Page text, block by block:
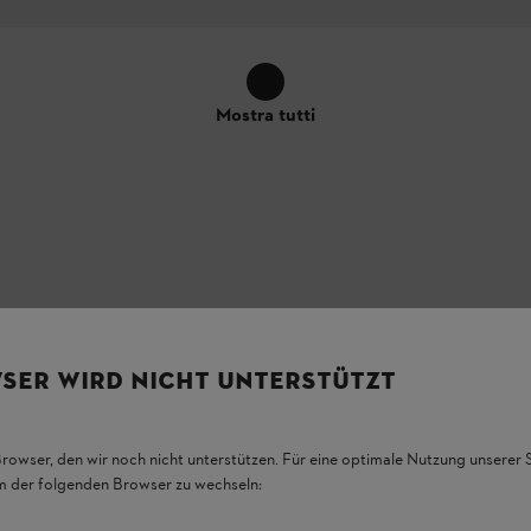
Mostra tutti
l'aspetto e le caratteristiche del prodotto, possono
WIRD NICHT UNTERSTÜTZT
den wir noch nicht unterstützen. Für eine optimale Nutzung unserer
der folgenden Browser zu wechseln: